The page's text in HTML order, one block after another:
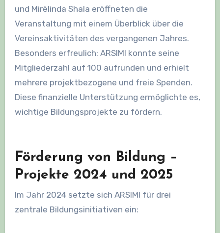
und Mirëlinda Shala eröffneten die
Veranstaltung mit einem Überblick über die
Vereinsaktivitäten des vergangenen Jahres.
Besonders erfreulich: ARSIMI konnte seine
Mitgliederzahl auf 100 aufrunden und erhielt
mehrere projektbezogene und freie Spenden.
Diese finanzielle Unterstützung ermöglichte es,
wichtige Bildungsprojekte zu fördern.
Förderung von Bildung –
Projekte 2024 und 2025
Im Jahr 2024 setzte sich ARSIMI für drei
zentrale Bildungsinitiativen ein: